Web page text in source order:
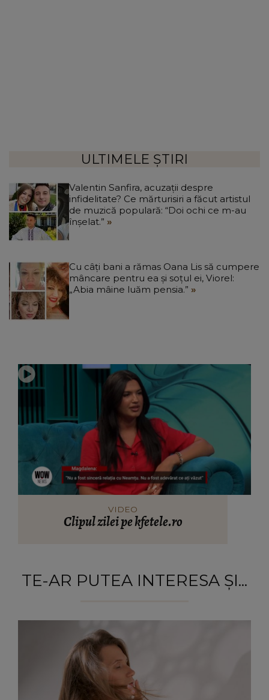
ULTIMELE ȘTIRI
Valentin Sanfira, acuzații despre
infidelitate? Ce mărturisiri a făcut artistul
de muzică populară: “Doi ochi ce m-au
înșelat.”
Cu câți bani a rămas Oana Lis să cumpere
mâncare pentru ea și soțul ei, Viorel:
„Abia mâine luăm pensia.”
VIDEO
Clipul zilei pe kfetele.ro
TE-AR PUTEA INTERESA ȘI...